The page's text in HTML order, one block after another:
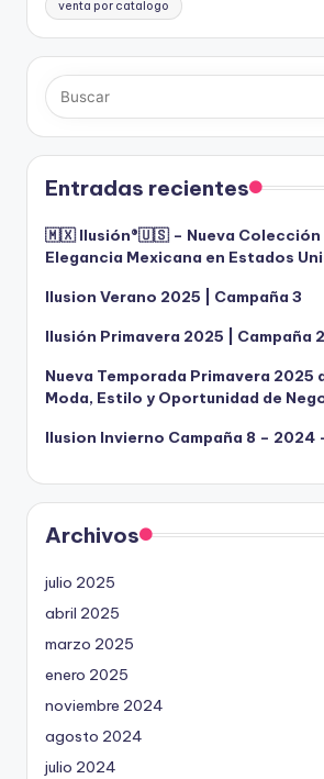
venta por catalogo
Entradas recientes
🇲🇽 Ilusión®️🇺🇸 – Nueva Colección
Elegancia Mexicana en Estados
Ilusion Verano 2025 | Campaña 3
Ilusión Primavera 2025 | Campaña 2
Nueva Temporada Primavera 2025
Moda, Estilo y Oportunidad de
Ilusion Invierno Campaña 8 – 2024
Archivos
julio 2025
abril 2025
marzo 2025
enero 2025
noviembre 2024
agosto 2024
julio 2024